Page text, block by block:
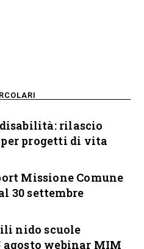
disabilità: rilascio
per progetti di vita
Missione Comune
30 settembre
nido scuole
webinar MIM